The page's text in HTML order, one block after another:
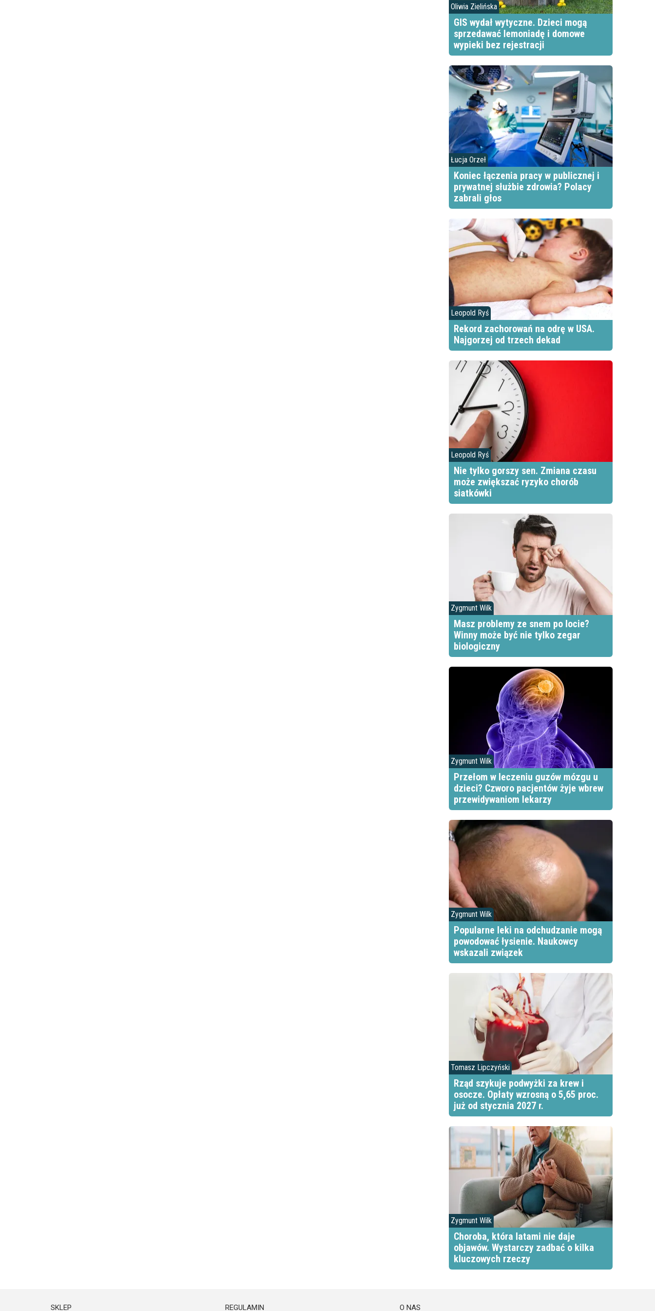
Oliwia Zielińska
GIS wydał wytyczne. Dzieci mogą
sprzedawać lemoniadę i domowe
wypieki bez rejestracji
Łucja Orzeł
Koniec łączenia pracy w publicznej i
prywatnej służbie zdrowia? Polacy
zabrali głos
Leopold Ryś
Rekord zachorowań na odrę w USA.
Najgorzej od trzech dekad
Leopold Ryś
Nie tylko gorszy sen. Zmiana czasu
może zwiększać ryzyko chorób
siatkówki
Zygmunt Wilk
Masz problemy ze snem po locie?
Winny może być nie tylko zegar
biologiczny
Zygmunt Wilk
Przełom w leczeniu guzów mózgu u
dzieci? Czworo pacjentów żyje wbrew
przewidywaniom lekarzy
Zygmunt Wilk
Popularne leki na odchudzanie mogą
powodować łysienie. Naukowcy
wskazali związek
Tomasz Lipczyński
Rząd szykuje podwyżki za krew i
osocze. Opłaty wzrosną o 5,65 proc.
już od stycznia 2027 r.
Zygmunt Wilk
Choroba, która latami nie daje
objawów. Wystarczy zadbać o kilka
kluczowych rzeczy
SKLEP REGULAMIN O NAS